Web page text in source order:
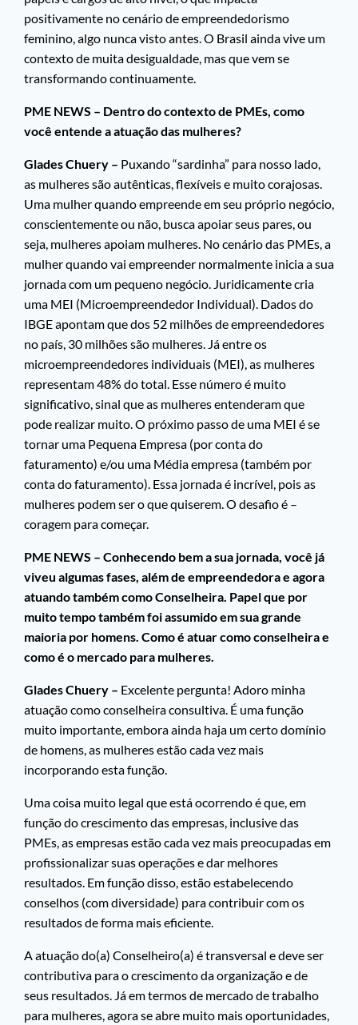
positivamente no cenário de empreendedorismo
feminino, algo nunca visto antes. O Brasil ainda vive um
contexto de muita desigualdade, mas que vem se
transformando continuamente.
PME NEWS – Dentro do contexto de PMEs, como
você entende a atuação das mulheres?
Glades Chuery – Puxando “sardinha” para nosso lado,
as mulheres são autênticas, flexíveis e muito corajosas.
Uma mulher quando empreende em seu próprio negócio,
conscientemente ou não, busca apoiar seus pares, ou
seja, mulheres apoiam mulheres. No cenário das PMEs, a
mulher quando vai empreender normalmente inicia a sua
jornada com um pequeno negócio. Juridicamente cria
uma MEI (Microempreendedor Individual). Dados do
IBGE apontam que dos 52 milhões de empreendedores
no país, 30 milhões são mulheres. Já entre os
microempreendedores individuais (MEI), as mulheres
representam 48% do total. Esse número é muito
significativo, sinal que as mulheres entenderam que
pode realizar muito. O próximo passo de uma MEI é se
tornar uma Pequena Empresa (por conta do
faturamento) e/ou uma Média empresa (também por
conta do faturamento). Essa jornada é incrível, pois as
mulheres podem ser o que quiserem. O desafio é –
coragem para começar.
PME NEWS – Conhecendo bem a sua jornada, você já
viveu algumas fases, além de empreendedora e agora
atuando também como Conselheira. Papel que por
muito tempo também foi assumido em sua grande
maioria por homens. Como é atuar como conselheira e
como é o mercado para mulheres.
Glades Chuery – Excelente pergunta! Adoro minha
atuação como conselheira consultiva. É uma função
muito importante, embora ainda haja um certo domínio
de homens, as mulheres estão cada vez mais
incorporando esta função.
Uma coisa muito legal que está ocorrendo é que, em
função do crescimento das empresas, inclusive das
PMEs, as empresas estão cada vez mais preocupadas em
profissionalizar suas operações e dar melhores
resultados. Em função disso, estão estabelecendo
conselhos (com diversidade) para contribuir com os
resultados de forma mais eficiente.
A atuação do(a) Conselheiro(a) é transversal e deve ser
contributiva para o crescimento da organização e de
seus resultados. Já em termos de mercado de trabalho
para mulheres, agora se abre muito mais oportunidades,